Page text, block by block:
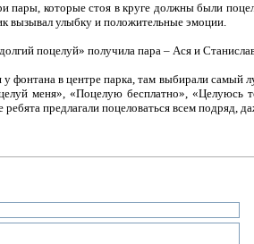
пары, которые стоя в круге должны были
вызывал улыбку и положительные эмоции.
поцелуй» получила пара – Ася и
фонтана в центре парка, там выбирали самый
меня», «Поцелую бесплатно»,
предлагали поцеловаться всем подряд,